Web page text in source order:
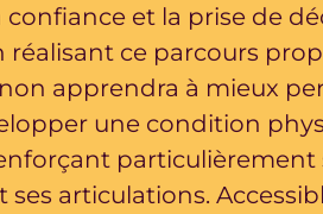
confiance et la prise de
réalisant ce parcours
apprendra à mieux
une condition
particulièrement
ses articulations.